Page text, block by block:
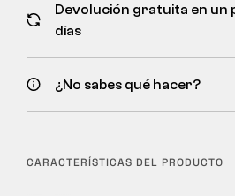
Devolución gratuita en un
días
¿No sabes qué hacer?
CARACTERÍSTICAS DEL PRODUCTO